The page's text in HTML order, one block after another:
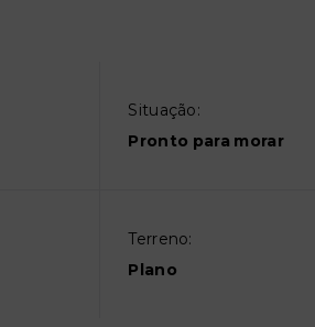
Situação:
Pronto para morar
Terreno:
Plano